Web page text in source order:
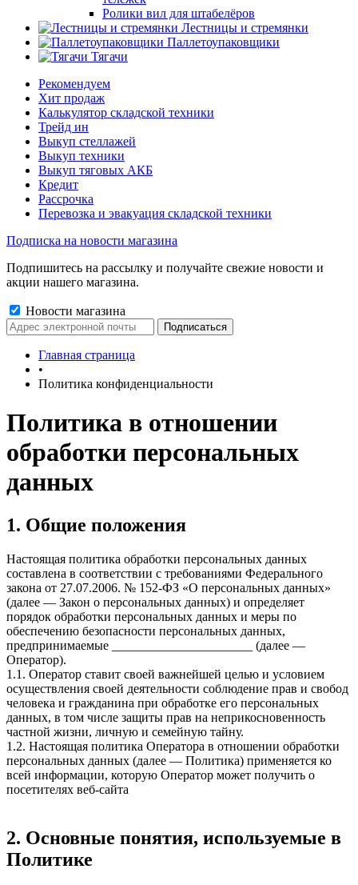
Ролики вил для штабелёров
Лестницы и стремянки
Паллетоупаковщики
Тягачи
Рекомендуем
Хит продаж
Калькулятор складской техники
Трейд ин
Выкуп стеллажей
Выкуп техники
Выкуп тяговых АКБ
Кредит
Рассрочка
Перевозка и эвакуация складской техники
Подписка на новости магазина
Подпишитесь на рассылку и получайте свежие новости и
акции нашего магазина.
Новости магазина
Главная страница
•
Политика конфиденциальности
Политика в отношении
обработки персональных
данных
1. Общие положения
Настоящая политика обработки персональных данных
составлена в соответствии с требованиями Федерального
закона от 27.07.2006. № 152-ФЗ «О персональных данных»
(далее — Закон о персональных данных) и определяет
порядок обработки персональных данных и меры по
обеспечению безопасности персональных данных,
предпринимаемые ______________________ (далее —
Оператор).
1.1. Оператор ставит своей важнейшей целью и условием
осуществления своей деятельности соблюдение прав и свобод
человека и гражданина при обработке его персональных
данных, в том числе защиты прав на неприкосновенность
частной жизни, личную и семейную тайну.
1.2. Настоящая политика Оператора в отношении обработки
персональных данных (далее — Политика) применяется ко
всей информации, которую Оператор может получить о
посетителях веб-сайта
2. Основные понятия, используемые в
Политике